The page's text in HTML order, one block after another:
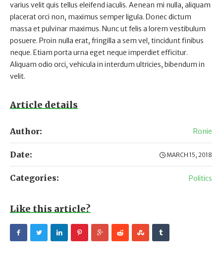
varius velit quis tellus eleifend iaculis. Aenean mi nulla, aliquam
placerat orci non, maximus semper ligula. Donec dictum
massa et pulvinar maximus. Nunc ut felis a lorem vestibulum
posuere. Proin nulla erat, fringilla a sem vel, tincidunt finibus
neque. Etiam porta urna eget neque imperdiet efficitur.
Aliquam odio orci, vehicula in interdum ultricies, bibendum in
velit.
Article details
Author: Ronie
Date: MARCH 15, 2018
Categories: Politics
Like this article?